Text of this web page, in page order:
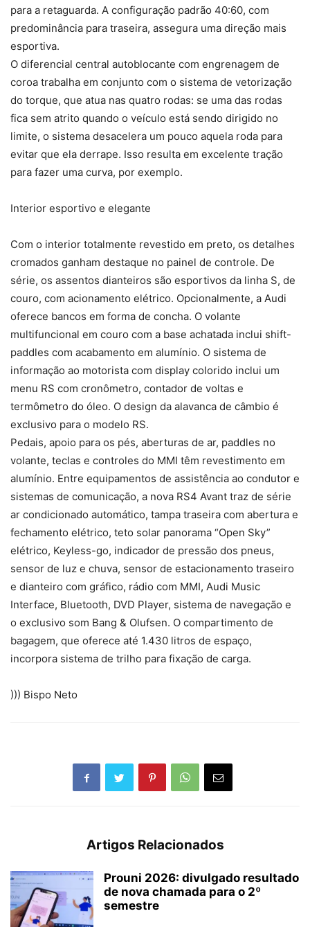
para a retaguarda. A configuração padrão 40:60, com
predominância para traseira, assegura uma direção mais
esportiva.
O diferencial central autoblocante com engrenagem de
coroa trabalha em conjunto com o sistema de vetorização
do torque, que atua nas quatro rodas: se uma das rodas
fica sem atrito quando o veículo está sendo dirigido no
limite, o sistema desacelera um pouco aquela roda para
evitar que ela derrape. Isso resulta em excelente tração
para fazer uma curva, por exemplo.
Interior esportivo e elegante
Com o interior totalmente revestido em preto, os detalhes
cromados ganham destaque no painel de controle. De
série, os assentos dianteiros são esportivos da linha S, de
couro, com acionamento elétrico. Opcionalmente, a Audi
oferece bancos em forma de concha. O volante
multifuncional em couro com a base achatada inclui shift-
paddles com acabamento em alumínio. O sistema de
informação ao motorista com display colorido inclui um
menu RS com cronômetro, contador de voltas e
termômetro do óleo. O design da alavanca de câmbio é
exclusivo para o modelo RS.
Pedais, apoio para os pés, aberturas de ar, paddles no
volante, teclas e controles do MMI têm revestimento em
alumínio. Entre equipamentos de assistência ao condutor e
sistemas de comunicação, a nova RS4 Avant traz de série
ar condicionado automático, tampa traseira com abertura e
fechamento elétrico, teto solar panorama “Open Sky”
elétrico, Keyless-go, indicador de pressão dos pneus,
sensor de luz e chuva, sensor de estacionamento traseiro
e dianteiro com gráfico, rádio com MMI, Audi Music
Interface, Bluetooth, DVD Player, sistema de navegação e
o exclusivo som Bang & Olufsen. O compartimento de
bagagem, que oferece até 1.430 litros de espaço,
incorpora sistema de trilho para fixação de carga.
))) Bispo Neto
Artigos Relacionados
Prouni 2026: divulgado resultado
de nova chamada para o 2º
semestre